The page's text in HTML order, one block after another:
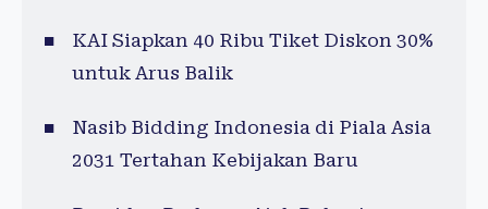
KAI Siapkan 40 Ribu Tiket Diskon 30%
untuk Arus Balik
Nasib Bidding Indonesia di Piala Asia
2031 Tertahan Kebijakan Baru